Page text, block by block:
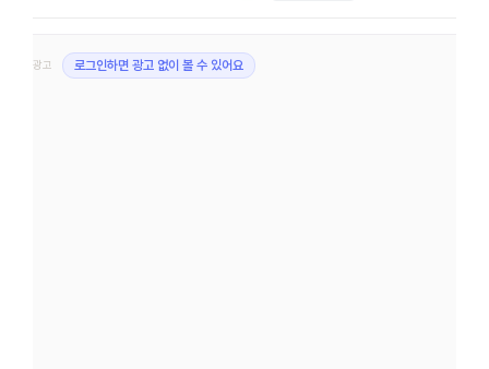
광고 로그인하면 광고 없이 볼 수 있어요